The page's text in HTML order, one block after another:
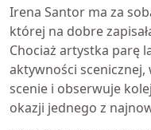
Irena Santor ma za
której na dobre
Chociaż artystka parę
aktywności scenicznej,
scenie i obserwuje
okazji jednego z